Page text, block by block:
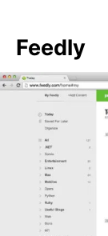
Feedly